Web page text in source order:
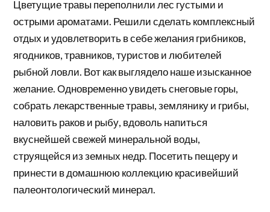
Цветущие травы переполнили лес густыми и
острыми ароматами. Решили сделать комплексный
отдых и удовлетворить в себе желания грибников,
ягодников, травников, туристов и любителей
рыбной ловли. Вот как выглядело наше изысканное
желание. Одновременно увидеть снеговые горы,
собрать лекарственные травы, землянику и грибы,
наловить раков и рыбу, вдоволь напиться
вкуснейшей свежей минеральной воды,
струящейся из земных недр. Посетить пещеру и
принести в домашнюю коллекцию красивейший
палеонтологический минерал.